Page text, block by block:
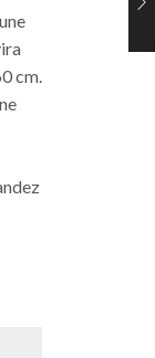
cm.